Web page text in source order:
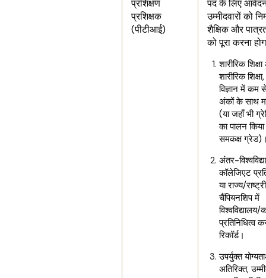
प्रशिक्षण
प्रशिक्षक
(पीटीआई)
पद के लिए
उम्मीदवारों को
शैक्षिक और
को पूरा करना
शारीरिक
शारीरिक
विज्ञान में
अंकों के साथ
(या जहाँ भी
का पालन किया
समकक्ष
अंतर-
कॉलेजिएट
या राज्य/
चैंपियनशिप में
प्रतिनिधित्व
रिकॉर्ड।
उपर्युक्त
अतिरिक्त,